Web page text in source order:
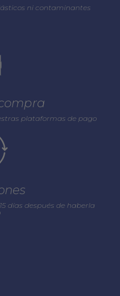
ni contaminantes
plataformas de pago
días después de haberla